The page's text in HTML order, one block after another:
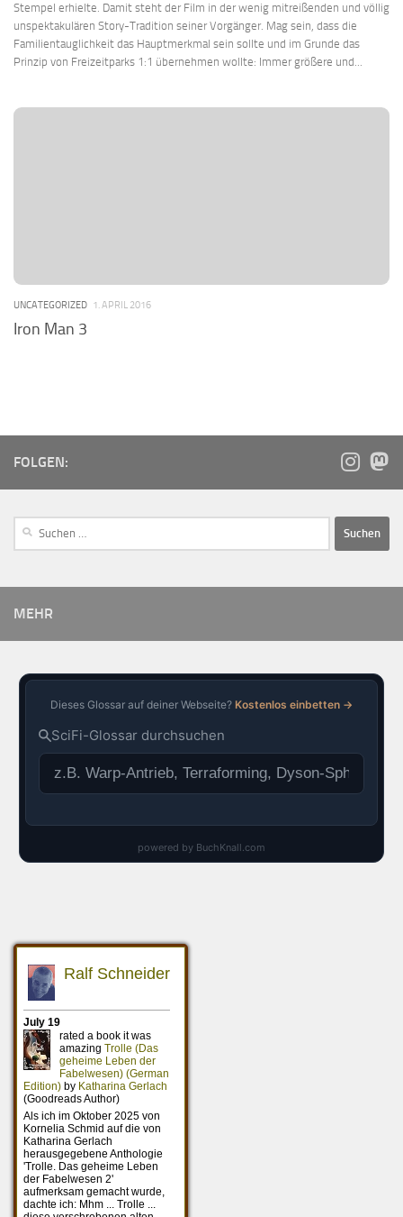
Stempel erhielte. Damit steht der Film in der wenig mitreißenden und völlig
unspektakulären Story-Tradition seiner Vorgänger. Mag sein, dass die
Familientauglichkeit das Hauptmerkmal sein sollte und im Grunde das
Prinzip von Freizeitparks 1:1 übernehmen wollte: Immer größere und...
UNCATEGORIZED 1. APRIL 2016
Iron Man 3
FOLGEN:
MEHR